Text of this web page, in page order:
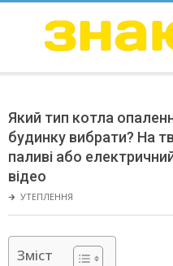
ЗНАЮ
Menu
Який тип котла
будинку вибрати? На
паливі або
відео
🡲 УТЕПЛЕННЯ
Зміст